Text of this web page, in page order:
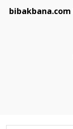
bibakbana.com